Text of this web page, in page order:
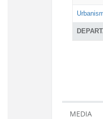
MEDIA